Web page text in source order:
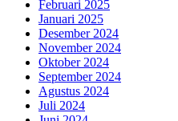
Februari 2025
Januari 2025
Desember 2024
November 2024
Oktober 2024
September 2024
Agustus 2024
Juli 2024